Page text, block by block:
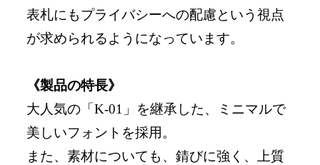
表札にもプライバシーへの配慮という視点
が求められるようになっています。
《製品の特長》
大人気の「K-01」を継承した、ミニマルで
美しいフォントを採用。
また、素材についても、錆びに強く、上質